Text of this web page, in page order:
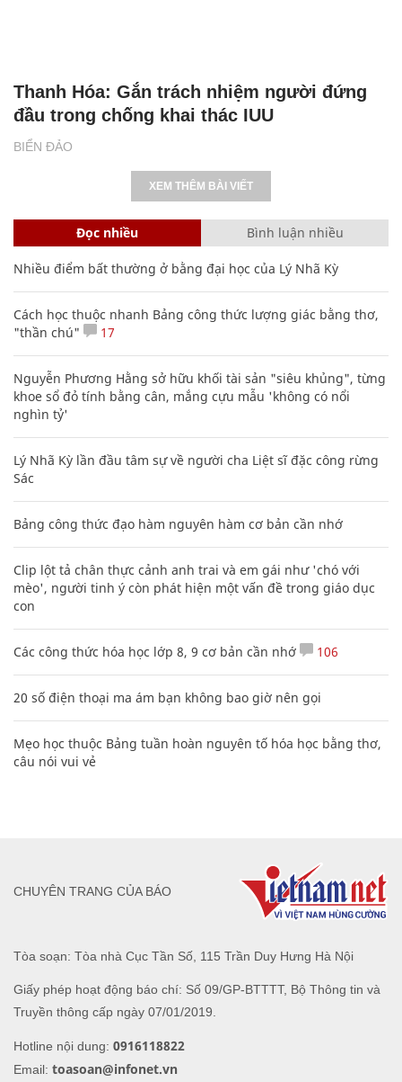
BIỂN ĐẢO
Thanh Hóa: Gắn trách nhiệm người đứng
đầu trong chống khai thác IUU
XEM THÊM BÀI VIẾT
Đọc nhiều Bình luận nhiều
Nhiều điểm bất thường ở bằng đại học của Lý Nhã Kỳ
Cách học thuộc nhanh Bảng công thức lượng giác bằng thơ,
"thần chú"
17
Nguyễn Phương Hằng sở hữu khối tài sản "siêu khủng", từng
khoe sổ đỏ tính bằng cân, mắng cựu mẫu 'không có nổi
nghìn tỷ'
Lý Nhã Kỳ lần đầu tâm sự về người cha Liệt sĩ đặc công rừng
Sác
Bảng công thức đạo hàm nguyên hàm cơ bản cần nhớ
Clip lột tả chân thực cảnh anh trai và em gái như 'chó với
mèo', người tinh ý còn phát hiện một vấn đề trong giáo dục
con
Các công thức hóa học lớp 8, 9 cơ bản cần nhớ 106
20 số điện thoại ma ám bạn không bao giờ nên gọi
Mẹo học thuộc Bảng tuần hoàn nguyên tố hóa học bằng thơ,
câu nói vui vẻ
Tòa soạn: Tòa nhà Cục Tần Số, 115 Trần Duy Hưng Hà Nội
Giấy phép hoạt động báo chí: Số 09/GP-BTTTT, Bộ Thông tin và
Truyền thông cấp ngày 07/01/2019.
Hotline nội dung: 0916118822
Email: toasoan@infonet.vn
CHUYÊN TRANG CỦA BÁO